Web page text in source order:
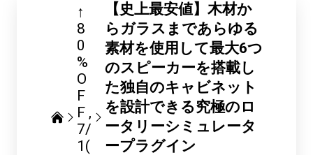
↑
8
0
%
O
F
F
7/
1(
【史上最安値】木材か
らガラスまであらゆる
素材を使用して最大6つ
のスピーカーを搭載し
た独自のキャビネット
を設計できる究極のロ
ータリーシミュレータ
ープラグイン